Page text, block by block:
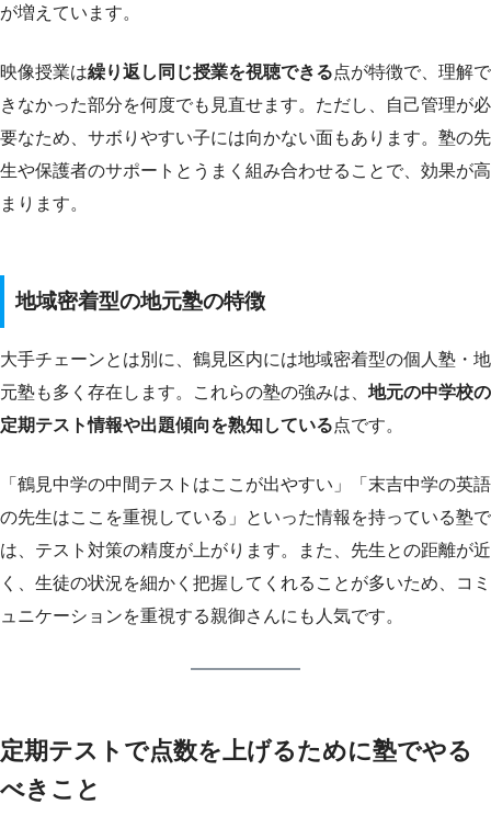
が増えています。
映像授業は繰り返し同じ授業を視聴できる点が特徴で、理解で
きなかった部分を何度でも見直せます。ただし、自己管理が必
要なため、サボりやすい子には向かない面もあります。塾の先
生や保護者のサポートとうまく組み合わせることで、効果が高
まります。
地域密着型の地元塾の特徴
大手チェーンとは別に、鶴見区内には地域密着型の個人塾・地
元塾も多く存在します。これらの塾の強みは、 地元の中学校の
定期テスト情報や出題傾向を熟知している点です。
「鶴見中学の中間テストはここが出やすい」「末吉中学の英語
の先生はここを重視している」といった情報を持っている塾で
は、テスト対策の精度が上がります。また、先生との距離が近
く、生徒の状況を細かく把握してくれることが多いため、コミ
ュニケーションを重視する親御さんにも人気です。
定期テストで点数を上げるために塾でやる
べきこと